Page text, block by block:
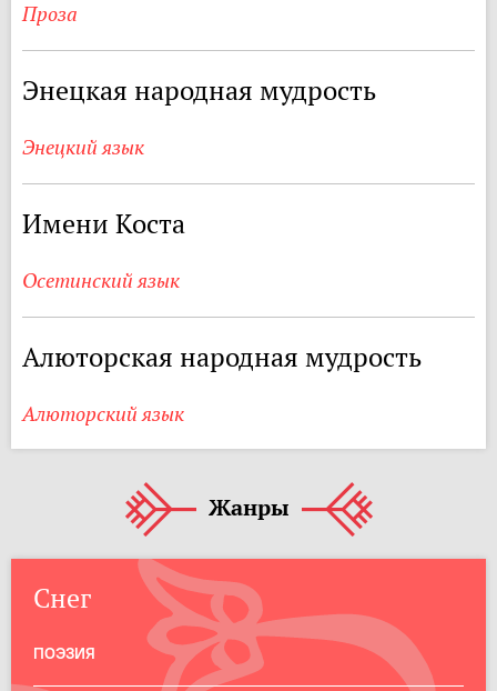
Проза
Энецкая народная мудрость
Энецкий язык
Имени Коста
Осетинский язык
Алюторская народная мудрость
Алюторский язык
Жанры
Снег
ПОЭЗИЯ